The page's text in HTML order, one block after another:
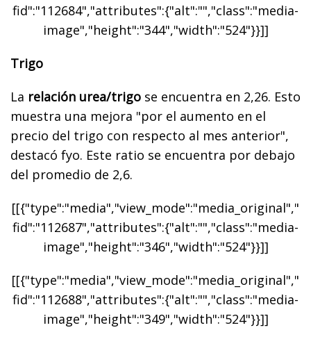
fid":"112684","attributes":{"alt":"","class":"media-
image","height":"344","width":"524"}}]]
Trigo
La relación urea/trigo se encuentra en 2,26. Esto
muestra una mejora "por el aumento en el
precio del trigo con respecto al mes anterior",
destacó fyo. Este ratio se encuentra por debajo
del promedio de 2,6.
[[{"type":"media","view_mode":"media_original","
fid":"112687","attributes":{"alt":"","class":"media-
image","height":"346","width":"524"}}]]
[[{"type":"media","view_mode":"media_original","
fid":"112688","attributes":{"alt":"","class":"media-
image","height":"349","width":"524"}}]]